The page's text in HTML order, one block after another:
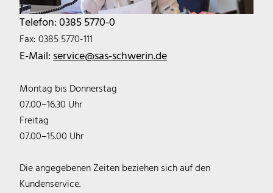
Telefon: 0385 5770-0
Fax: 0385 5770-111
E-Mail:service@sas-schwerin.de
Montag bis Donnerstag
07.00–16.30 Uhr
Freitag
07.00–15.00 Uhr
Die angegebenen Zeiten beziehen sich auf den
Kundenservice.